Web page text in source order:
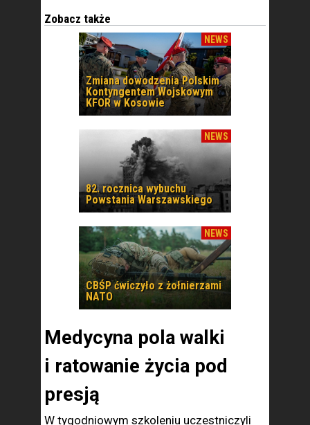
Zobacz także
NEWS
Zmiana dowodzenia Polskim
Kontyngentem Wojskowym
KFOR w Kosowie
NEWS
82. rocznica wybuchu
Powstania Warszawskiego
NEWS
CBŚP ćwiczyło z żołnierzami
NATO
Medycyna pola walki
i ratowanie życia pod
presją
W tygodniowym szkoleniu uczestniczyli